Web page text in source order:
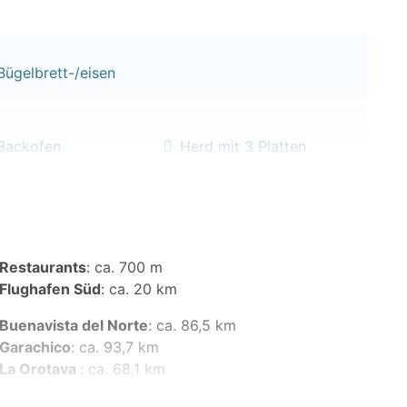
eisen
Herd mit 3 Platten
Restaurants: ca. 700 m
Flughafen Süd: ca. 20 km
Buenavista del Norte: ca. 86,5 km
Garachico: ca. 93,7 km
La Orotava : ca. 68,1 km